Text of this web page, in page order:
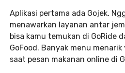
Aplikasi pertama ada Gojek.
menawarkan layanan antar
bisa kamu temukan di GoRide
GoFood. Banyak menu
saat pesan makanan online di